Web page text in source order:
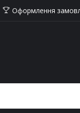
Оформлення